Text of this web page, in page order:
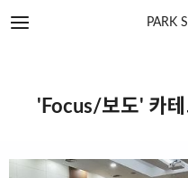
PARK
'Focus/보도' 카